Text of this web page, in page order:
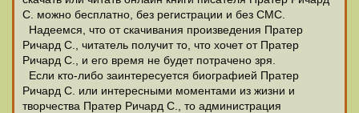
С. можно бесплатно, без регистрации и без СМС.
Надеемся, что от скачивания произведения Пратер
Ричард С., читатель получит то, что хочет от Пратер
Ричард С., и его время не будет потрачено зря.
Если кто-либо заинтересуется биографией Пратер
Ричард С. или интересными моментами из жизни и
творчества Пратер Ричард С., то администрация